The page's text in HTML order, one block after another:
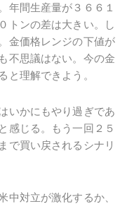
年間生産量が３６６１
トンの差は大きい。し
金価格レンジの下値が
不思議はない。今の金
と理解できよう。
いかにもやり過ぎであ
感じる。もう一回２５
で買い戻されるシナリ
中対立が激化するか、